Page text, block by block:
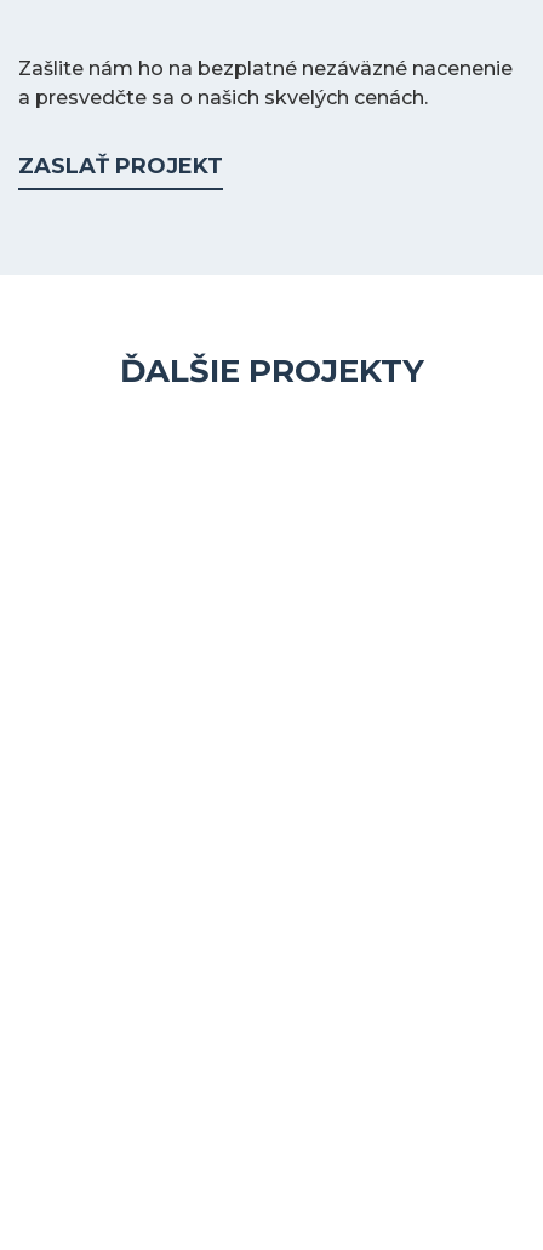
Zašlite nám ho na bezplatné nezáväzné nacenenie
a presvedčte sa o našich skvelých cenách.
ZASLAŤ PROJEKT
ĎALŠIE PROJEKTY